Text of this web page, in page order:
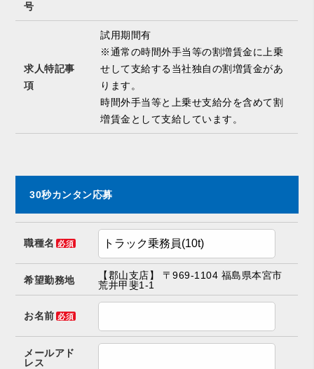
号
求人特記事
項
試用期間有
※通常の時間外手当等の割増賃金に上乗
せして支給する当社独自の割増賃金があ
ります。
時間外手当等と上乗せ支給分を含めて割
増賃金として支給しています。
30秒カンタン応募
職種名 必須
希望勤務地
【郡山支店】 〒969-1104 福島県本宮市
荒井甲斐1-1
お名前 必須
メールアド
レス